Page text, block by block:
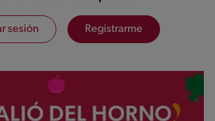
sesión Registrarme